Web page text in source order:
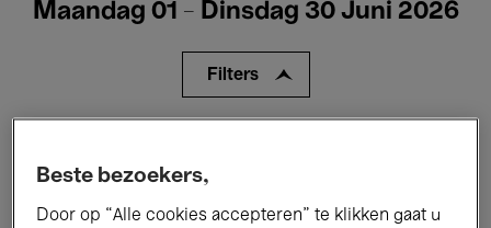
Maandag 01 - Dinsdag 30 Juni 2026
Filters
Beste bezoekers,
Door op “Alle cookies accepteren” te klikken gaat u